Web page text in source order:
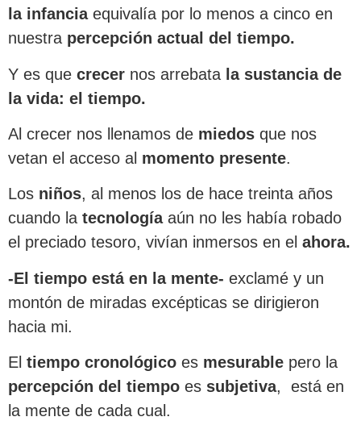
la infanciaequivalía por lo menos a cinco en
nuestra percepción actual del tiempo.
Y es que crecer nos arrebata la sustancia de
la vida: el tiempo.
Al crecer nos llenamos de miedos que nos
vetan el acceso al momento presente.
Los niños, al menos los de hace treinta años
cuando la tecnologíaaún no les había robado
el preciado tesoro, vivían inmersos en el ahora.
-El tiempo está en la mente- exclamé y un
montón de miradas excépticas se dirigieron
hacia mi.
El tiempo cronológico es mesurable pero la
percepción del tiempo es subjetiva, está en
la mente de cada cual.